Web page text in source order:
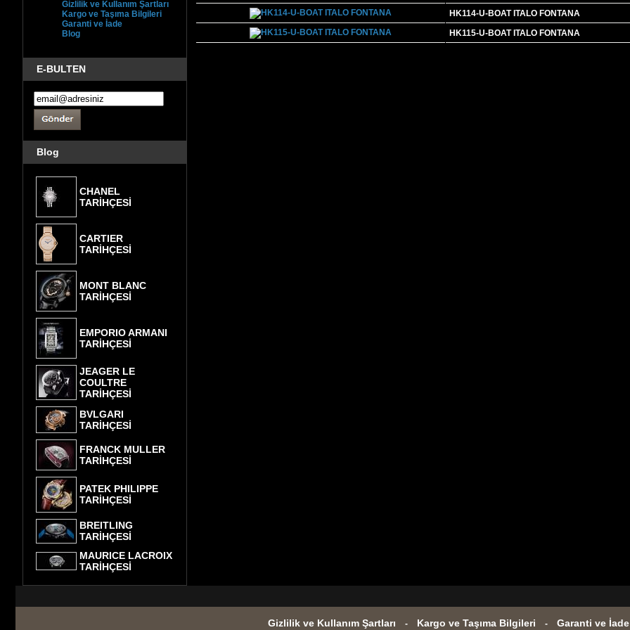
Gizlilik ve Kullanım Şartları
Kargo ve Taşıma Bilgileri
Garanti ve İade
Blog
E-BULTEN
Blog
CHANEL
TARİHÇESİ
CARTIER
TARİHÇESİ
MONT BLANC
TARİHÇESİ
EMPORIO ARMANI
TARİHÇESİ
JEAGER LE
COULTRE
TARİHÇESİ
BVLGARI
TARİHÇESİ
FRANCK MULLER
TARİHÇESİ
PATEK PHILIPPE
TARİHÇESİ
BREITLING
TARİHÇESİ
MAURICE LACROIX
TARİHÇESİ
HK114-U-BOAT ITALO FONTANA
HK115-U-BOAT ITALO FONTANA
Gizlilik ve Kullanım Şartları - Kargo ve Taşıma Bilgileri - Garanti ve İade